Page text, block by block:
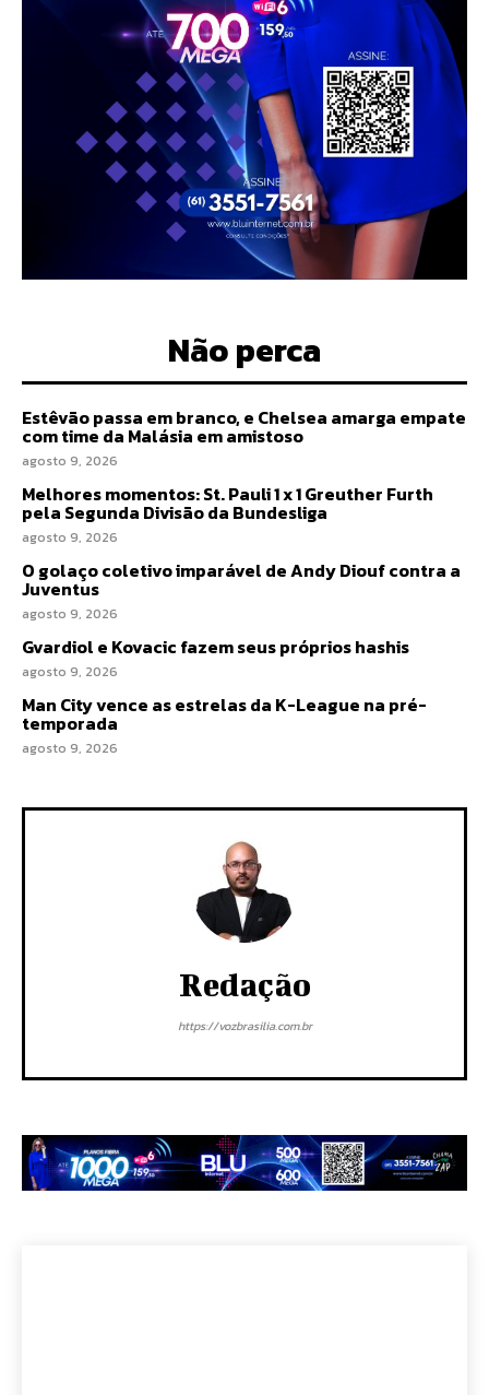
Não perca
Estêvão passa em branco, e Chelsea amarga empate
com time da Malásia em amistoso
agosto 9, 2026
Melhores momentos: St. Pauli 1 x 1 Greuther Furth
pela Segunda Divisão da Bundesliga
agosto 9, 2026
O golaço coletivo imparável de Andy Diouf contra a
Juventus
agosto 9, 2026
Gvardiol e Kovacic fazem seus próprios hashis
agosto 9, 2026
Man City vence as estrelas da K-League na pré-
temporada
agosto 9, 2026
Redação
https://vozbrasilia.com.br